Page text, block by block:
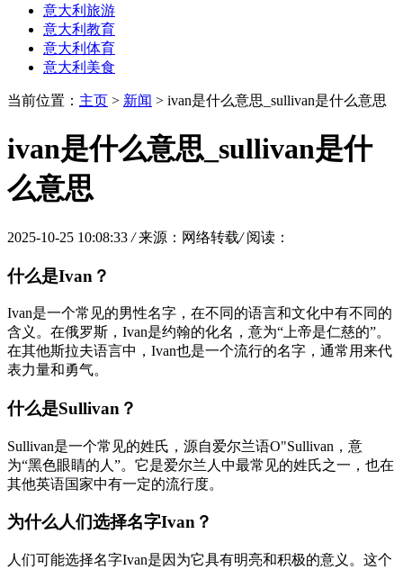
意大利旅游
意大利教育
意大利体育
意大利美食
当前位置： 主页 > 新闻 > ivan是什么意思_sullivan是什么意思
ivan是什么意思_sullivan是什
么意思
2025-10-25 10:08:33 / 来源：网络转载/ 阅读：
什么是Ivan？
Ivan是一个常见的男性名字，在不同的语言和文化中有不同的
含义。在俄罗斯，Ivan是约翰的化名，意为“上帝是仁慈的”。
在其他斯拉夫语言中，Ivan也是一个流行的名字，通常用来代
表力量和勇气。
什么是Sullivan？
Sullivan是一个常见的姓氏，源自爱尔兰语O"Sullivan，意
为“黑色眼睛的人”。它是爱尔兰人中最常见的姓氏之一，也在
其他英语国家中有一定的流行度。
为什么人们选择名字Ivan？
人们可能选择名字Ivan是因为它具有明亮和积极的意义。这个